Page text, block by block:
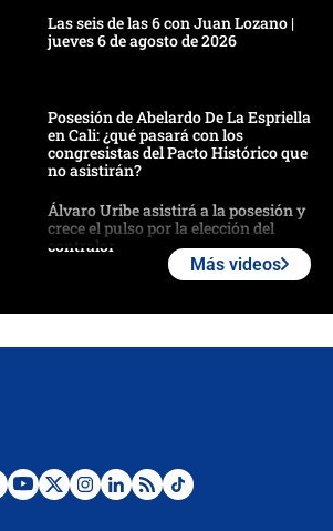
Las seis de las 6 con Juan Lozano |
jueves 6 de agosto de 2026
Posesión de Abelardo De La Espriella
en Cali: ¿qué pasará con los
congresistas del Pacto Histórico que
no asistirán?
Álvaro Uribe asistirá a la posesión y
crece el pulso por la elección del
contralor
Estratega de Abelardo de la Espriella
Más videos